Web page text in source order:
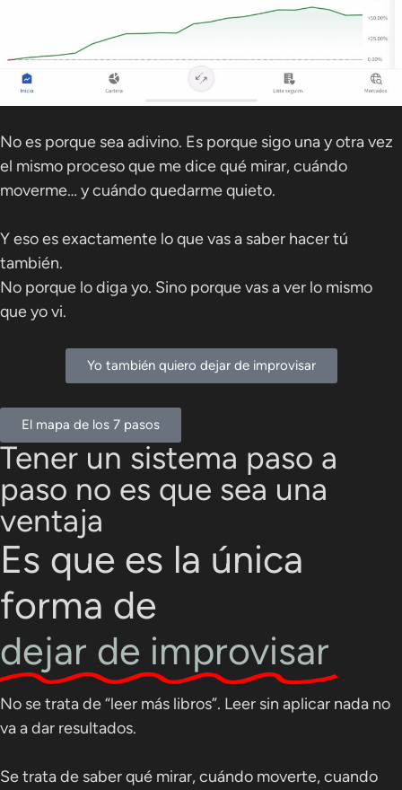
No es porque sea adivino. Es porque sigo una y otra vez
el mismo proceso que me dice qué mirar, cuándo
moverme… y cuándo quedarme quieto.
Y eso es exactamente lo que vas a saber hacer tú
también.
No porque lo diga yo. Sino porque vas a ver lo mismo
que yo vi.
Yo también quiero dejar de improvisar
El mapa de los 7 pasos
Tener un sistema paso a
paso no es que sea una
ventaja
Es que es la única
forma de
dejar de improvisar
No se trata de “leer más libros”. Leer sin aplicar nada no
va a dar resultados.
Se trata de saber qué mirar, cuándo moverte, cuando